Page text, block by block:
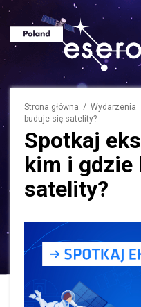
Strona główna / Wydarzenia
buduje się satelity?
Spotkaj
kim i gdzie
satelity?